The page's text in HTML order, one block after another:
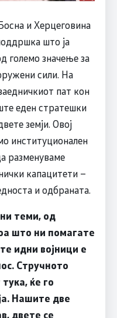
и Херцеговина
што ја
големо значење за
сили. На
пат кон
еден стратешки
земји. Овој
институционален
разменуваме
капацитети –
и одбраната.
теми, од
што ни помагате
идни војници е
Стручното
ќе го
Нашите две
двете се